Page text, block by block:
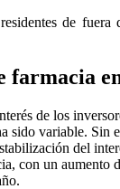
de
farmacia
de los
sido variable. Sin
del
con un aumento